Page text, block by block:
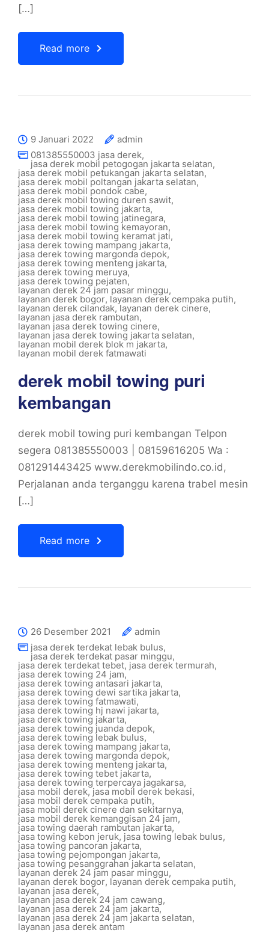
[…]
Read more
9 Januari 2022
admin
081385550003 jasa derek,
jasa derek mobil petogogan jakarta selatan,
jasa derek mobil petukangan jakarta selatan,
jasa derek mobil poltangan jakarta selatan,
jasa derek mobil pondok cabe,
jasa derek mobil towing duren sawit,
jasa derek mobil towing jakarta,
jasa derek mobil towing jatinegara,
jasa derek mobil towing kemayoran,
jasa derek mobil towing keramat jati,
jasa derek towing mampang jakarta,
jasa derek towing margonda depok,
jasa derek towing menteng jakarta,
jasa derek towing meruya,
jasa derek towing pejaten,
layanan derek 24 jam pasar minggu,
layanan derek bogor, layanan derek cempaka putih,
layanan derek cilandak,layanan derek cinere,
layanan jasa derek rambutan,
layanan jasa derek towing cinere,
layanan jasa derek towing jakarta selatan,
layanan mobil derek blok m jakarta,
layanan mobil derek fatmawati
derek mobil towing puri
kembangan
derek mobil towing puri kembangan Telpon
segera 081385550003 | 08159616205 Wa :
081291443425 www.derekmobilindo.co.id,
Perjalanan anda terganggu karena trabel mesin
[…]
Read more
26 Desember 2021
admin
jasa derek terdekat lebak bulus,
jasa derek terdekat pasar minggu,
jasa derek terdekat tebet, jasa derek termurah,
jasa derek towing 24 jam,
jasa derek towing antasari jakarta,
jasa derek towing dewi sartika jakarta,
jasa derek towing fatmawati,
jasa derek towing hj nawi jakarta,
jasa derek towing jakarta,
jasa derek towing juanda depok,
jasa derek towing lebak bulus,
jasa derek towing mampang jakarta,
jasa derek towing margonda depok,
jasa derek towing menteng jakarta,
jasa derek towing tebet jakarta,
jasa derek towing terpercaya jagakarsa,
jasa mobil derek,jasa mobil derek bekasi,
jasa mobil derek cempaka putih,
jasa mobil derek cinere dan sekitarnya,
jasa mobil derek kemanggisan 24 jam,
jasa towing daerah rambutan jakarta,
jasa towing kebon jeruk, jasa towing lebak bulus,
jasa towing pancoran jakarta,
jasa towing pejompongan jakarta,
jasa towing pesanggrahan jakarta selatan,
layanan derek 24 jam pasar minggu,
layanan derek bogor, layanan derek cempaka putih,
layanan jasa derek,
layanan jasa derek 24 jam cawang,
layanan jasa derek 24 jam jakarta,
layanan jasa derek 24 jam jakarta selatan,
layanan jasa derek antam